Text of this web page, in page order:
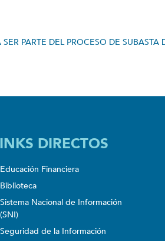
PARTE DEL PROCESO DE SUBASTA
DIRECTOS
Educación Financiera
Biblioteca
Sistema Nacional de Información
(SNI)
Seguridad de la Información